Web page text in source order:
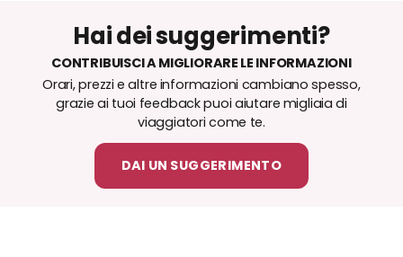
Hai dei suggerimenti?
CONTRIBUISCI A MIGLIORARE LE INFORMAZIONI
Orari, prezzi e altre informazioni cambiano spesso,
grazie ai tuoi feedback puoi aiutare migliaia di
viaggiatori come te.
DAI UN SUGGERIMENTO